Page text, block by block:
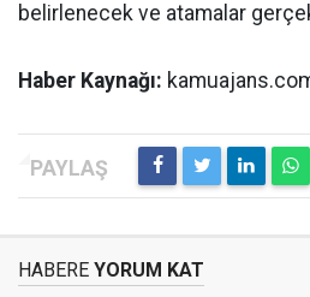
belirlenecek ve atamalar
Haber Kaynağı:
HABERE YORUM KAT